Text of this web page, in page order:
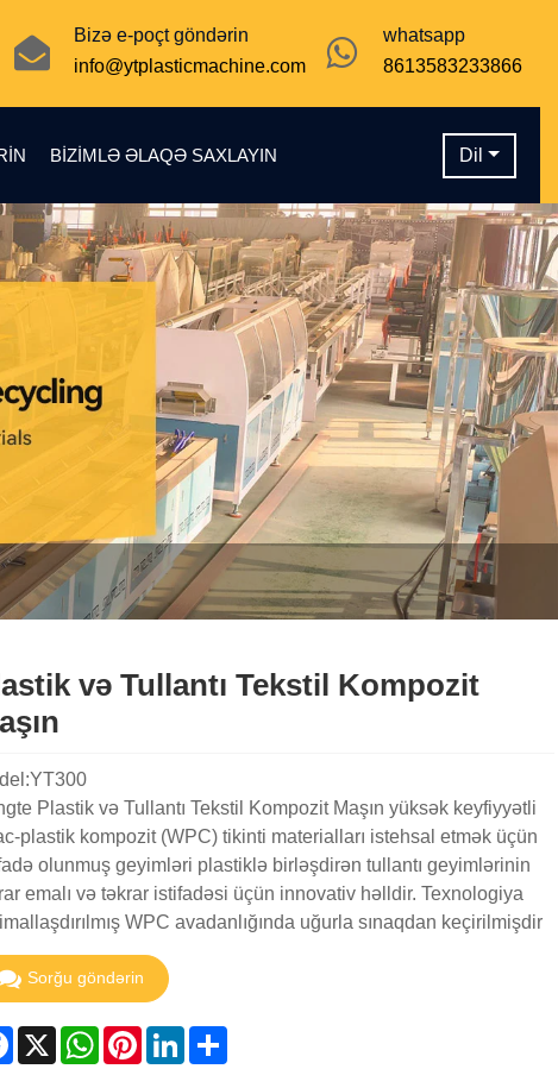
whatsapp
8613583233866
Bizə e-poçt göndərin
info@ytplasticmachine.com
BIZIMLƏ ƏLAQƏ SAXLAYIN Dil
və Tullantı Tekstil Kompozit
Plastik və Tullantı Tekstil Kompozit Maşın yüksək keyfiyyətli
plastik kompozit (WPC) tikinti materialları istehsal etmək üçün
olunmuş geyimləri plastiklə birləşdirən tullantı geyimlərinin
emalı və təkrar istifadəsi üçün innovativ həlldir. Texnologiya
WPC avadanlığında uğurla sınaqdan keçirilmişdir
Sorğu göndərin
Facebook
X WhatsApp
PinterestLinkedInShare